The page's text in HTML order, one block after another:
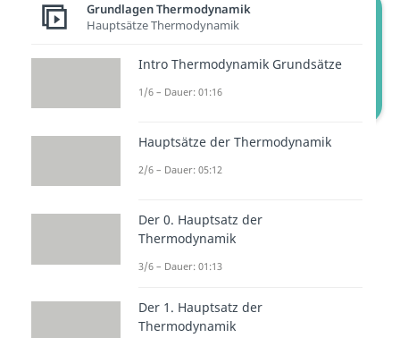
Allgemeine Entropiebilanz
Grundlagen Thermodynamik
Hauptsätze Thermodynamik
Intro Thermodynamik Grundsätze
1/6 – Dauer: 01:16
Hauptsätze der Thermodynamik
2/6 – Dauer: 05:12
Der 0. Hauptsatz der
Thermodynamik
3/6 – Dauer: 01:13
Der 1. Hauptsatz der
Thermodynamik